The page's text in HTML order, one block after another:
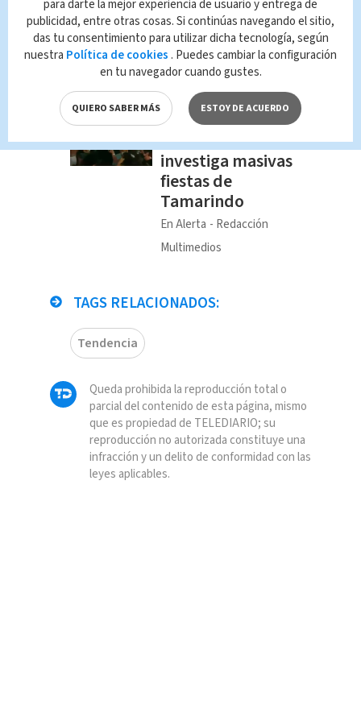
Te Recomendamos
Ministerio de Salud
investiga masivas
fiestas de
Tamarindo
En Alerta
Redacción
Multimedios
TAGS RELACIONADOS:
Tendencia
Queda prohibida la reproducción total o
parcial del contenido de esta página, mismo
que es propiedad de TELEDIARIO; su
reproducción no autorizada constituye una
infracción y un delito de conformidad con las
leyes aplicables.
para darte la mejor experiencia de usuario y entrega de
publicidad, entre otras cosas. Si continúas navegando el sitio,
das tu consentimiento para utilizar dicha tecnología, según
nuestra Política de cookies . Puedes cambiar la configuración
en tu navegador cuando gustes.
QUIERO SABER MÁS ESTOY DE ACUERDO